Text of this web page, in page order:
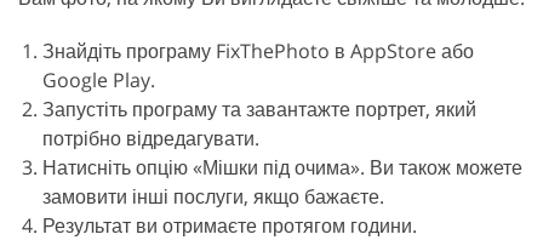
Знайдіть програму FixThePhoto в AppStore або
Google Play.
Запустіть програму та завантажте портрет, який
потрібно відредагувати.
Натисніть опцію «Мішки під очима». Ви також можете
замовити інші послуги, якщо бажаєте.
Результат ви отримаєте протягом години.